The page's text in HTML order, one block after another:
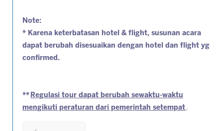
Note:
* Karena keterbatasan hotel & flight, susunan acara
dapat berubah disesuaikan dengan hotel dan flight yg
confirmed.
** Regulasi tour dapat berubah sewaktu-waktu
mengikuti peraturan dari pemerintah setempat .